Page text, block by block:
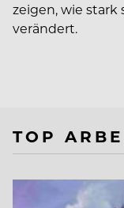
zeigen, wie stark
verändert.
TOP